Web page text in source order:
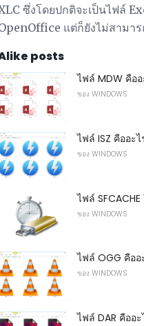
ซึ่งโดยปกติจะเป็นไฟล์
แต่ก็ยังไม่สามาร
posts
ไฟล์ MDW คืออ
ของ WINDOWS
ไฟล์ ISZ คืออะไ
ของ WINDOWS
ไฟล์
ของ WINDOWS
ไฟล์ OGG คืออ
ของ WINDOWS
ไฟล์ DAR คืออะ